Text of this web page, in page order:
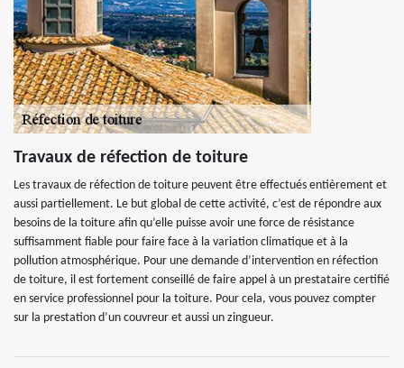
Travaux de réfection de toiture
Les travaux de réfection de toiture peuvent être effectués entièrement et
aussi partiellement. Le but global de cette activité, c’est de répondre aux
besoins de la toiture afin qu’elle puisse avoir une force de résistance
suffisamment fiable pour faire face à la variation climatique et à la
pollution atmosphérique. Pour une demande d’intervention en réfection
de toiture, il est fortement conseillé de faire appel à un prestataire certifié
en service professionnel pour la toiture. Pour cela, vous pouvez compter
sur la prestation d’un couvreur et aussi un zingueur.